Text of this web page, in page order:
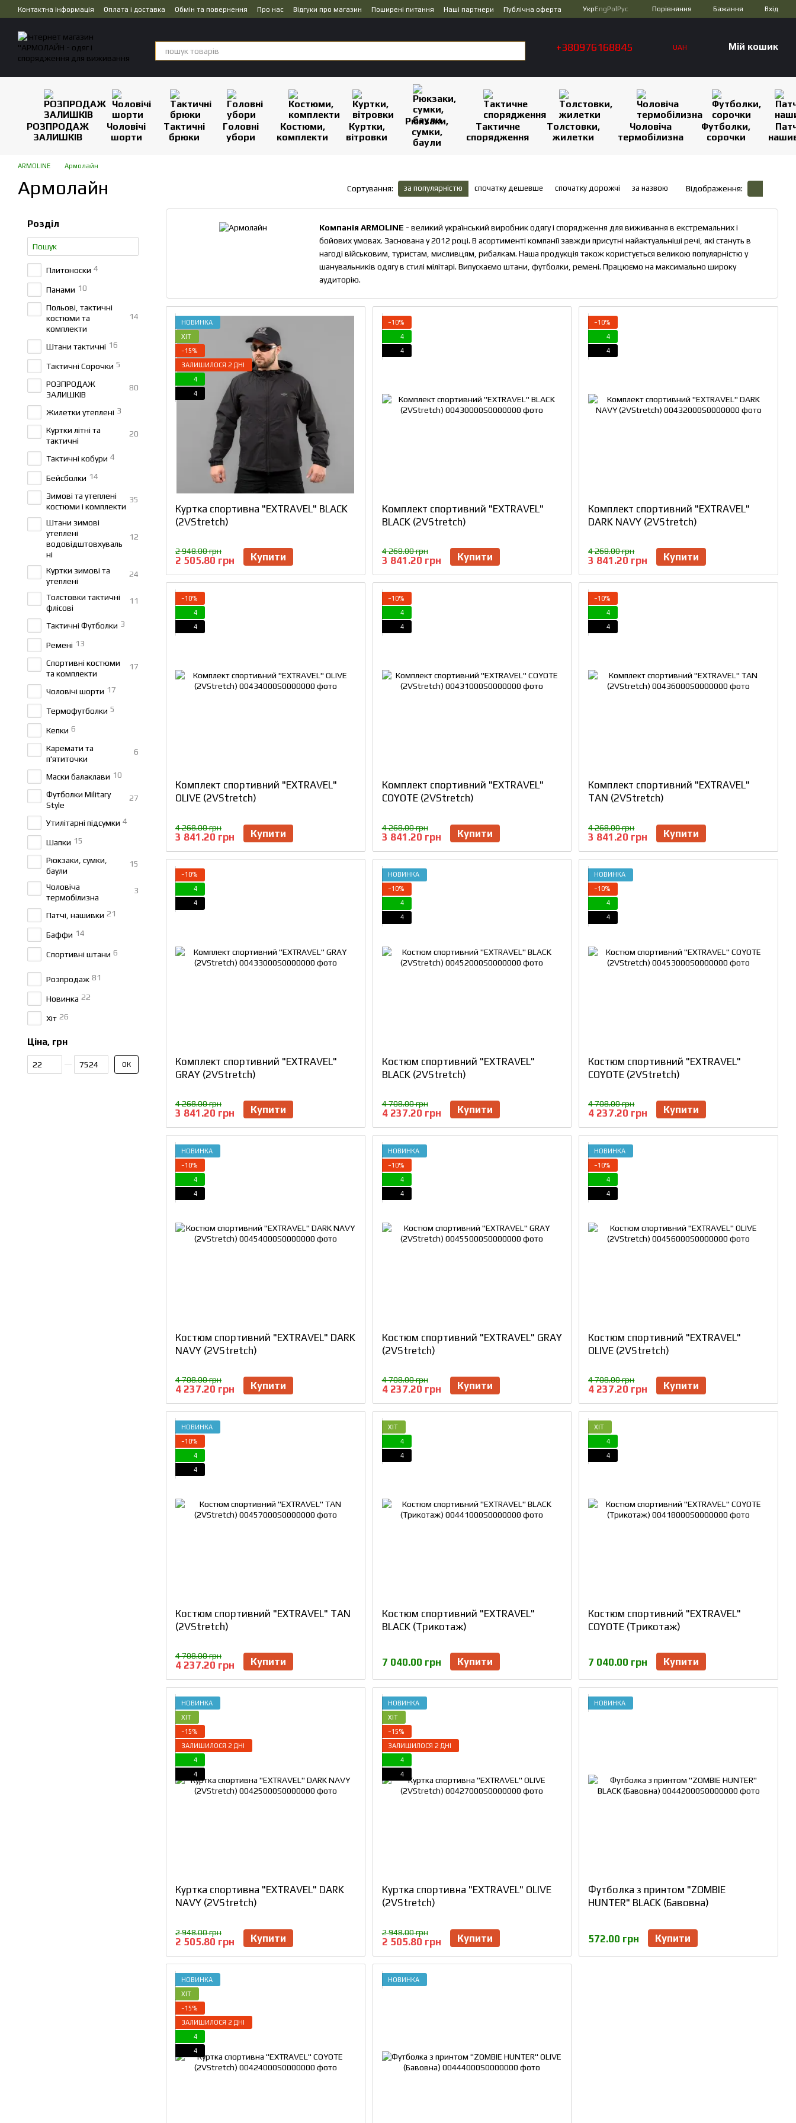
Перейти до основного контенту
Контактна інформація Оплата і доставка Обмін та повернення Про нас Відгуки про магазин Поширені питання Наші партнери
Публічна оферта
УкрEngPol Рус Порівняння Бажання Вхід
+380976168845 UAH Мій кошик
РОЗПРОДАЖ
ЗАЛИШКІВ
Чоловічі
шорти
Тактичні
брюки
Головні
убори
Костюми,
комплекти
Куртки,
вітровки
Рюкзаки,
сумки,
баули
Тактичне
спорядження
Толстовки,
жилетки
Чоловіча
термобілизна
Футболки,
сорочки
ARMOLINE Армолайн
Армолайн Сортування: за популярністю спочатку дешевше спочатку дорожчі за назвою Відображення:
Компанія ARMOLINE - великий український виробник одягу і спорядження для виживання в екстремальних і
бойових умовах. Заснована у 2012 році. В асортименті компанії завжди присутні найактуальніші речі, які стануть в
нагоді військовим, туристам, мисливцям, рибалкам. Наша продукція також користується великою популярністю у
шанувальників одягу в стилі мілітарі. Випускаємо штани, футболки, ремені. Працюємо на максимально широку
аудиторію.
НОВИНКА
ХІТ
−15%
ЗАЛИШИЛОСЯ 2 ДНІ
4
4
Куртка спортивна "EXTRAVEL" BLACK
(2VStretch)
2 948.00 грн
2 505.80 грн Купити
−10%
4
4
Комплект спортивний "EXTRAVEL"
BLACK (2VStretch)
4 268.00 грн
3 841.20 грн Купити
−10%
4
4
Комплект спортивний "EXTRAVEL"
DARK NAVY (2VStretch)
4 268.00 грн
3 841.20 грн Купити
−10%
4
4
Комплект спортивний "EXTRAVEL"
OLIVE (2VStretch)
4 268.00 грн
3 841.20 грн Купити
−10%
4
4
Комплект спортивний "EXTRAVEL"
COYOTE (2VStretch)
4 268.00 грн
3 841.20 грн Купити
−10%
4
4
Комплект спортивний "EXTRAVEL"
TAN (2VStretch)
4 268.00 грн
3 841.20 грн Купити
−10%
4
4
Комплект спортивний "EXTRAVEL"
GRAY (2VStretch)
4 268.00 грн
3 841.20 грн Купити
НОВИНКА
−10%
4
4
Костюм спортивний "EXTRAVEL"
BLACK (2VStretch)
4 708.00 грн
4 237.20 грн Купити
НОВИНКА
−10%
4
4
Костюм спортивний "EXTRAVEL"
COYOTE (2VStretch)
4 708.00 грн
4 237.20 грн Купити
НОВИНКА
−10%
4
4
Костюм спортивний "EXTRAVEL" DARK
NAVY (2VStretch)
4 708.00 грн
4 237.20 грн Купити
НОВИНКА
−10%
4
4
Костюм спортивний "EXTRAVEL" GRAY
(2VStretch)
4 708.00 грн
4 237.20 грн Купити
НОВИНКА
−10%
4
4
Костюм спортивний "EXTRAVEL"
OLIVE (2VStretch)
4 708.00 грн
4 237.20 грн Купити
НОВИНКА
−10%
4
4
Костюм спортивний "EXTRAVEL" TAN
(2VStretch)
4 708.00 грн
4 237.20 грн Купити
ХІТ
4
4
Костюм спортивний "EXTRAVEL"
BLACK (Трикотаж)
7 040.00 грн Купити
ХІТ
4
4
Костюм спортивний "EXTRAVEL"
COYOTE (Трикотаж)
7 040.00 грн Купити
НОВИНКА
ХІТ
−15%
ЗАЛИШИЛОСЯ 2 ДНІ
4
4
Куртка спортивна "EXTRAVEL" DARK
NAVY (2VStretch)
2 948.00 грн
2 505.80 грн Купити
НОВИНКА
ХІТ
−15%
ЗАЛИШИЛОСЯ 2 ДНІ
4
4
Куртка спортивна "EXTRAVEL" OLIVE
(2VStretch)
2 948.00 грн
2 505.80 грн Купити
НОВИНКА
Футболка з принтом "ZOMBIE
HUNTER" BLACK (Бавовна)
572.00 грн Купити
НОВИНКА
ХІТ
−15%
ЗАЛИШИЛОСЯ 2 ДНІ
4
4
НОВИНКА
Розділ
Плитоноски 4
Панами 10
Польові, тактичні
костюми та
комплекти
14
Штани тактичні 16
Тактичні Сорочки 5
РОЗПРОДАЖ
ЗАЛИШКІВ
80
Жилетки утеплені 3
Куртки літні та
тактичні
20
Тактичні кобури 4
Бейсболки 14
Зимові та утеплені
костюми і комплекти
35
Штани зимові
утеплені
водовідштовхуваль
ні
12
Куртки зимові та
утеплені
24
Толстовки тактичні
флісові
11
Тактичні Футболки 3
Ремені 13
Спортивні костюми
та комплекти
17
Чоловічі шорти 17
Термофутболки 5
Кепки 6
Каремати та
п'ятиточки
6
Маски балаклави 10
Футболки Military
Style
27
Утилітарні підсумки 4
Шапки 15
Рюкзаки, сумки,
баули
15
Чоловіча
термобілизна
3
Патчі, нашивки 21
Баффи 14
Спортивні штани 6
Розпродаж 81
Новинка 22
Хіт 26
Ціна, грн
ОК